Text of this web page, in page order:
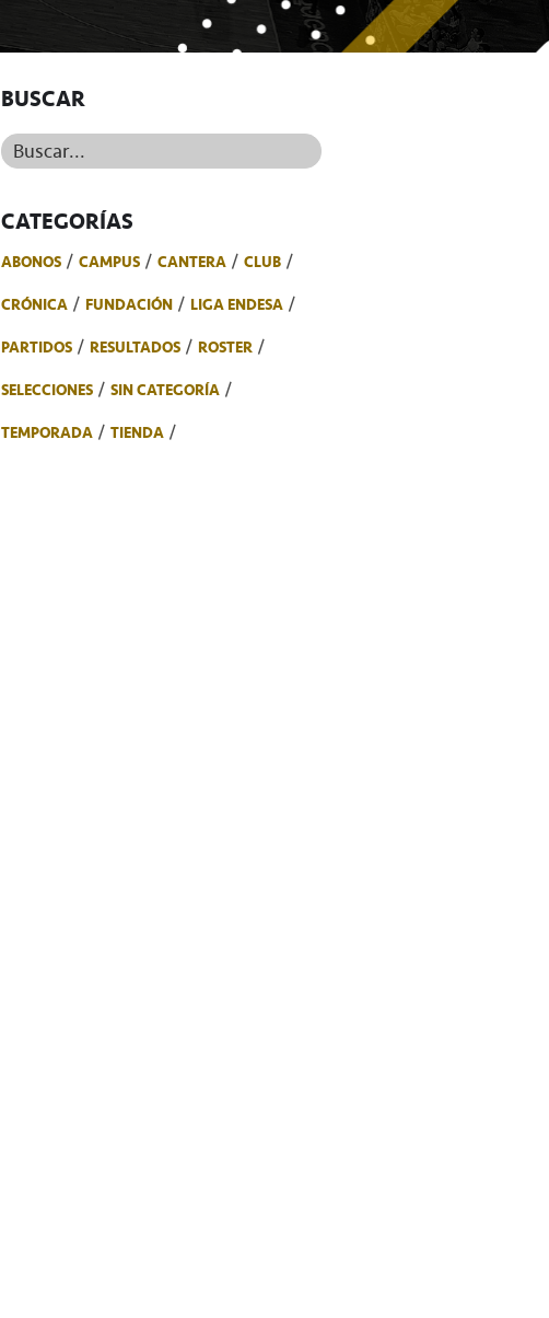
BUSCAR
Buscar...
CATEGORÍAS
ABONOS CAMPUS CANTERA
CLUB
CRÓNICA
FUNDACIÓN
LIGA ENDESA
PARTIDOS
RESULTADOS
ROSTER
SELECCIONES
SIN CATEGORÍA
TEMPORADA
TIENDA